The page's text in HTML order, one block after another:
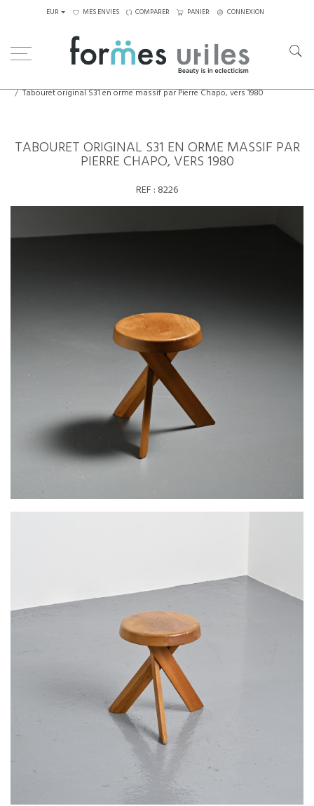
EUR MES ENVIES COMPARER PANIER CONNEXION
Tabouret original S31 en orme massif par Pierre Chapo, vers 1980
TABOURET ORIGINAL S31 EN ORME MASSIF PAR
PIERRE CHAPO, VERS 1980
REF : 8226